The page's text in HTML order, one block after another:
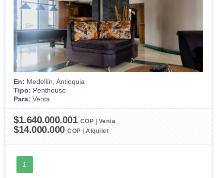
En: Medellín, Antioquia
Tipo: Penthouse
Para: Venta
$1.640.000.001 COP | Venta
$14.000.000 COP | Alquiler
1